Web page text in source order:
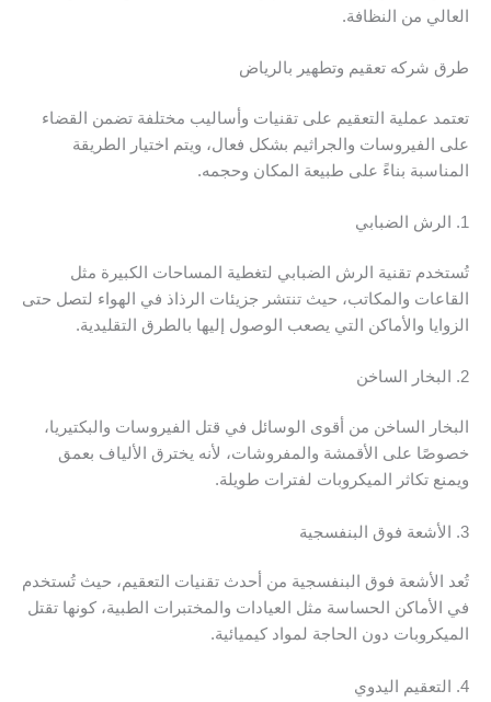
العالي من النظافة.
طرق شركه تعقيم وتطهير بالرياض
تعتمد عملية التعقيم على تقنيات وأساليب مختلفة تضمن القضاء
على الفيروسات والجراثيم بشكل فعال، ويتم اختيار الطريقة
المناسبة بناءً على طبيعة المكان وحجمه.
1. الرش الضبابي
تُستخدم تقنية الرش الضبابي لتغطية المساحات الكبيرة مثل
القاعات والمكاتب، حيث تنتشر جزيئات الرذاذ في الهواء لتصل حتى
الزوايا والأماكن التي يصعب الوصول إليها بالطرق التقليدية.
2. البخار الساخن
البخار الساخن من أقوى الوسائل في قتل الفيروسات والبكتيريا،
خصوصًا على الأقمشة والمفروشات، لأنه يخترق الألياف بعمق
ويمنع تكاثر الميكروبات لفترات طويلة.
3. الأشعة فوق البنفسجية
تُعد الأشعة فوق البنفسجية من أحدث تقنيات التعقيم، حيث تُستخدم
في الأماكن الحساسة مثل العيادات والمختبرات الطبية، كونها تقتل
الميكروبات دون الحاجة لمواد كيميائية.
4. التعقيم اليدوي